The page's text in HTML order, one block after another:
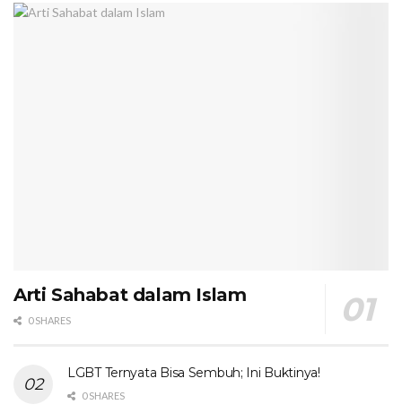
Arti Sahabat dalam Islam
0 SHARES
LGBT Ternyata Bisa Sembuh; Ini Buktinya!
0 SHARES